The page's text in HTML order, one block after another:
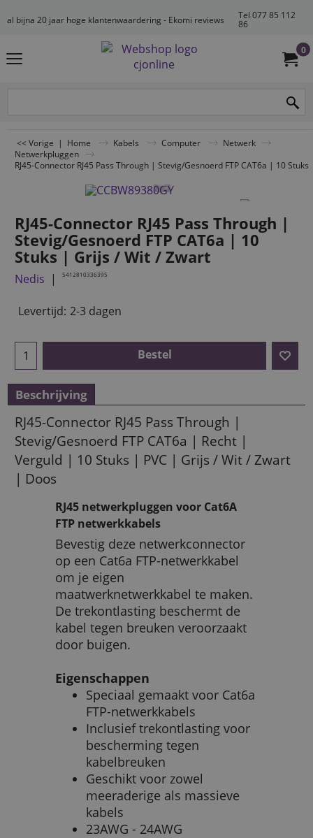
al bijna 20 jaar hoge klantenwaardering - Ekomi reviews
Tel 077 85 112
86
0
<< Vorige | Home Kabels Computer
Netwerk
Netwerkpluggen
RJ45-Connector RJ45 Pass Through | Stevig/Gesnoerd FTP CAT6a | 10
RJ45-Connector RJ45 Pass Through |
Stevig/Gesnoerd FTP CAT6a | 10
Stuks | Grijs / Wit / Zwart
Nedis 5412810336395
Levertijd: 2-3 dagen
Bestel
Beschrijving
RJ45-Connector RJ45 Pass Through |
Stevig/Gesnoerd FTP CAT6a | Recht |
Verguld | 10 Stuks | PVC | Grijs / Wit / Zwart
| Doos
RJ45 netwerkpluggen voor Cat6A
FTP netwerkkabels
Bevestig deze netwerkconnector
op een Cat6a FTP-netwerkkabel
om je eigen
maatwerknetwerkkabel te maken.
De trekontlasting beschermt de
kabel tegen breuken veroorzaakt
door buigen.
Eigenschappen
Speciaal gemaakt voor Cat6a
FTP-netwerkkabels
Inclusief trekontlasting voor
bescherming tegen
kabelbreuken
Geschikt voor zowel
meeraderige als massieve
kabels
23AWG - 24AWG